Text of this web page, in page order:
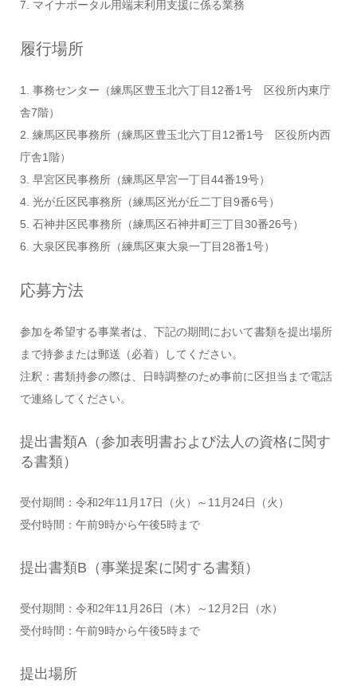
7. マイナポータル用端末利用支援に係る業務
履行場所
1. 事務センター（練馬区豊玉北六丁目12番1号 区役所内東庁
舎7階）
2. 練馬区民事務所（練馬区豊玉北六丁目12番1号 区役所内西
庁舎1階）
3. 早宮区民事務所（練馬区早宮一丁目44番19号）
4. 光が丘区民事務所（練馬区光が丘二丁目9番6号）
5. 石神井区民事務所（練馬区石神井町三丁目30番26号）
6. 大泉区民事務所（練馬区東大泉一丁目28番1号）
応募方法
参加を希望する事業者は、下記の期間において書類を提出場所
まで持参または郵送（必着）してください。
注釈：書類持参の際は、日時調整のため事前に区担当まで電話
で連絡してください。
提出書類A（参加表明書および法人の資格に関す
る書類）
受付期間：令和2年11月17日（火）～11月24日（火）
受付時間：午前9時から午後5時まで
提出書類B（事業提案に関する書類）
受付期間：令和2年11月26日（木）～12月2日（水）
受付時間：午前9時から午後5時まで
提出場所